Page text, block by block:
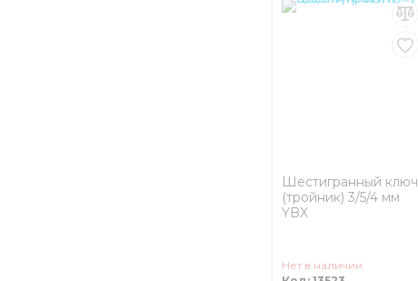
Шестигранный ключ
(тройник) 3/5/4 мм
YBX
Нет в наличии